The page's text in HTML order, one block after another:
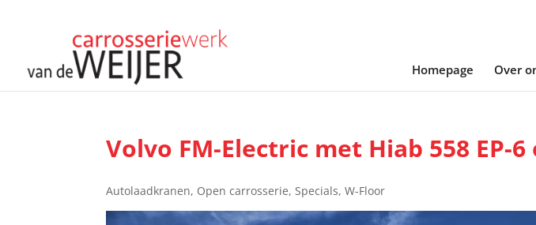
Homepage Over
Volvo FM-Electric met Hiab 558 EP-
Autolaadkranen, Open carrosserie, Specials,W-Floor